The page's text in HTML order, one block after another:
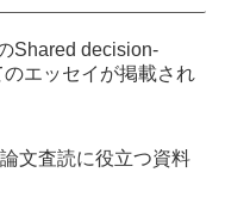
Shared decision-
エッセイが掲載され
文査読に役立つ資料